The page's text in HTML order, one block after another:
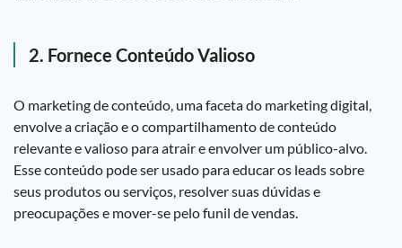
2. Fornece Conteúdo Valioso
O marketing de conteúdo, uma faceta do marketing digital,
envolve a criação e o compartilhamento de conteúdo
relevante e valioso para atrair e envolver um público-alvo.
Esse conteúdo pode ser usado para educar os leads sobre
seus produtos ou serviços, resolver suas dúvidas e
preocupações e mover-se pelo funil de vendas.